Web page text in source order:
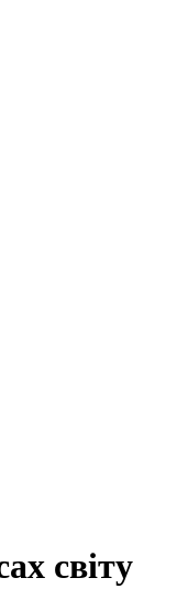
світу